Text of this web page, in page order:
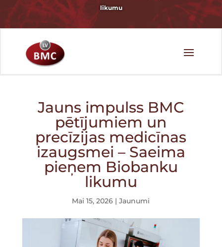
likumu
Jauns impulss BMC
pētījumiem un
precīzijas medicīnas
izaugsmei – Saeima
pieņem Biobanku
likumu
Mai 15, 2026 |Jaunumi